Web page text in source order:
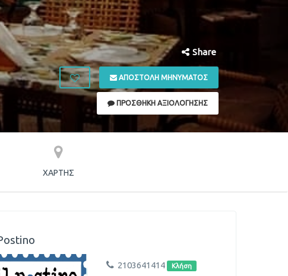
Share
ΑΠΟΣΤΟΛΉ ΜΗΝΎΜΑΤΟΣ
ΠΡΟΣΘΉΚΗ ΑΞΙΟΛΌΓΗΣΗΣ
ΧΆΡΤΗΣ
2103641414 Κλήση